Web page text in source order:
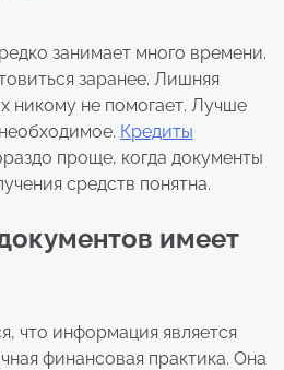
занимает много времени.
заранее. Лишняя
никому не помогает. Лучше
Кредиты
проще, когда документы
средств понятна.
имеет
что информация является
финансовая практика. Она